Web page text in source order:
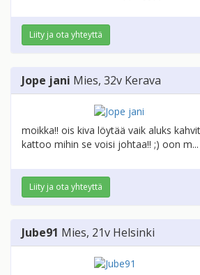
Liity ja ota yhteyttä
Jope jani Mies, 32v Kerava
moikka!! ois kiva löytää vaik aluks
kattoo mihin se voisi johtaa!! ;) oon m...
Liity ja ota yhteyttä
Jube91 Mies, 21v Helsinki